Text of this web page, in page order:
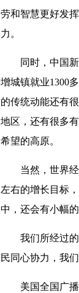
劳和智慧更好发
力。
同时，中国新
增城镇就业1300
的传统动能还有
地区，还有很多
希望的高原。
当然，世界经
左右的增长目标
中，还会有小幅
我们所经过的
民同心协力，我
美国全国广播